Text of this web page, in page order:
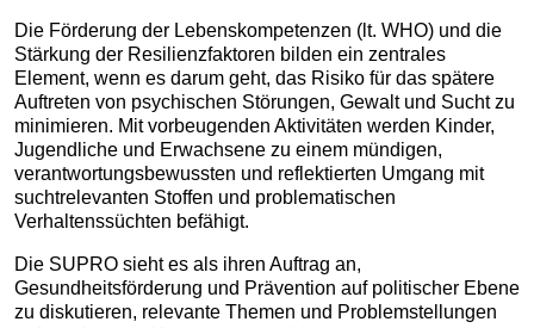
Die Förderung der Lebenskompetenzen (lt. WHO) und die
Stärkung der Resilienzfaktoren bilden ein zentrales
Element, wenn es darum geht, das Risiko für das spätere
Auftreten von psychischen Störungen, Gewalt und Sucht zu
minimieren. Mit vorbeugenden Aktivitäten werden Kinder,
Jugendliche und Erwachsene zu einem mündigen,
verantwortungsbewussten und reflektierten Umgang mit
suchtrelevanten Stoffen und problematischen
Verhaltenssüchten befähigt.
Die SUPRO sieht es als ihren Auftrag an,
Gesundheitsförderung und Prävention auf politischer Ebene
zu diskutieren, relevante Themen und Problemstellungen